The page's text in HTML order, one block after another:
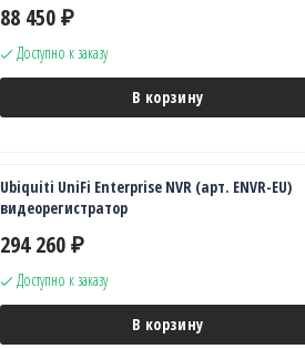
88 450 ₽
Доступно к заказу
В корзину
Ubiquiti UniFi Enterprise NVR (арт. ENVR-EU)
видеорегистратор
294 260 ₽
Доступно к заказу
В корзину